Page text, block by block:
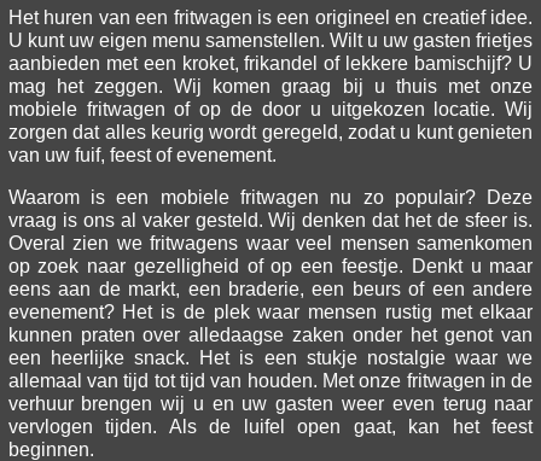
Het huren van een fritwagen is een origineel en creatief idee.
U kunt uw eigen menu samenstellen. Wilt u uw gasten frietjes
aanbieden met een kroket, frikandel of lekkere bamischijf? U
mag het zeggen. Wij komen graag bij u thuis met onze
mobiele fritwagen of op de door u uitgekozen locatie. Wij
zorgen dat alles keurig wordt geregeld, zodat u kunt genieten
van uw fuif, feest of evenement.
Waarom is een mobiele fritwagen nu zo populair? Deze
vraag is ons al vaker gesteld. Wij denken dat het de sfeer is.
Overal zien we fritwagens waar veel mensen samenkomen
op zoek naar gezelligheid of op een feestje. Denkt u maar
eens aan de markt, een braderie, een beurs of een andere
evenement? Het is de plek waar mensen rustig met elkaar
kunnen praten over alledaagse zaken onder het genot van
een heerlijke snack. Het is een stukje nostalgie waar we
allemaal van tijd tot tijd van houden. Met onze fritwagen in de
verhuur brengen wij u en uw gasten weer even terug naar
vervlogen tijden. Als de luifel open gaat, kan het feest
beginnen.